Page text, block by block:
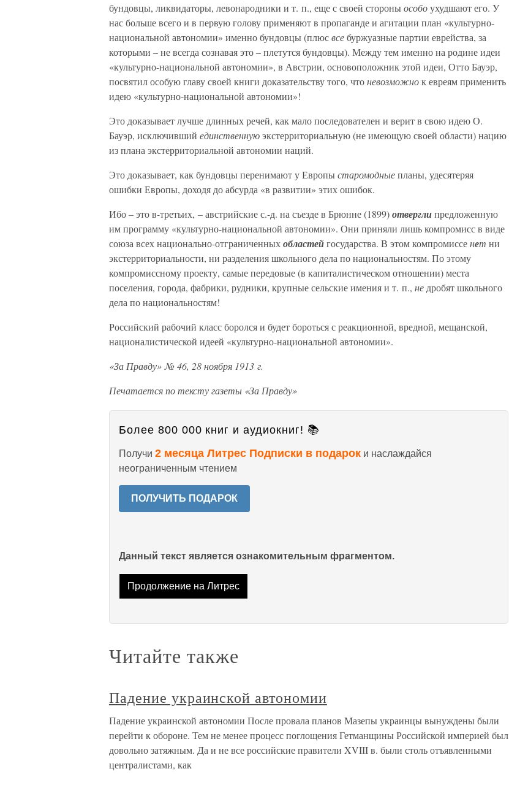
бундовцы, ликвидаторы, левонародники и т. п., еще с своей стороныособоухудшают его. У
нас больше всего и в первую голову применяют в пропаганде и агитации план «культурно-
национальной автономии» именно бундовцы (плюсвсебуржуазные партии еврейства, за
которыми – не всегда сознавая это – плетутся бундовцы). Между тем именно на родине идеи
«культурно-национальной автономии», в Австрии, основоположник этой идеи, Отто Бауэр,
посвятил особую главу своей книги доказательству того, чтоневозможнок евреям применить
идею «культурно-национальной автономии»!
Это доказывает лучше длинных речей, как мало последователен и верит в свою идею О.
Бауэр, исключивший единственнуюэкстерриториальную (не имеющую своей области) нацию
из плана экстерриториальной автономии наций.
Это доказывает, как бундовцы перенимают у Европыстаромодныепланы, удесятеряя
ошибки Европы, доходя до абсурда «в развитии» этих ошибок.
Ибо – это в-третьих, – австрийские с.-д. на съезде в Брюнне (1899)отверглипредложенную
им программу «культурно-национальной автономии». Они приняли лишь компромисс в виде
союза всех национально-отграниченныхобластейгосударства. В этом компромиссенет ни
экстерриториальности, ни разделения школьного дела по национальностям. По этому
компромиссному проекту, самые передовые (в капиталистическом отношении) места
поселения, города, фабрики, рудники, крупные сельские имения и т. п., не дробят школьного
дела по национальностям!
Российский рабочий класс боролся и будет бороться с реакционной, вредной, мещанской,
националистической идеей «культурно-национальной автономии».
«За Правду» № 46, 28 ноября 1913 г.
Печатается по тексту газеты «За Правду»
Более 800 000 книг и аудиокниг! 📚
Получи 2 месяца Литрес Подписки в подарок и наслаждайся
неограниченным чтением
ПОЛУЧИТЬ ПОДАРОК
Данный текст является ознакомительным фрагментом.
Продолжение на Литрес
Читайте также
Падение украинской автономии
Падение украинской автономии После провала планов Мазепы украинцы вынуждены были
перейти к обороне. Тем не менее процесс поглощения Гетманщины Российской империей был
довольно затяжным. Да и не все российские правители XVIII в. были столь отъявленными
централистами, как